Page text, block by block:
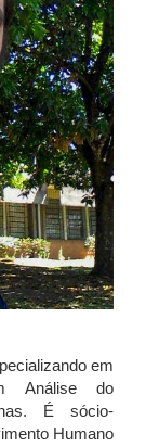
em
Análise do
É sócio-
Humano